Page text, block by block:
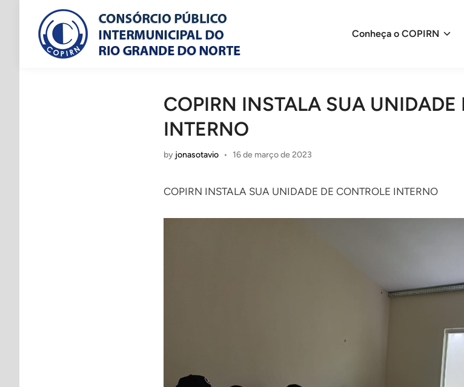
content
Conheça o COPIRN
COPIRN INSTALA SUA UNIDADE
INTERNO
by jonasotavio • 16 de março de 2023
COPIRN INSTALA SUA UNIDADE DE CONTROLE INTERNO